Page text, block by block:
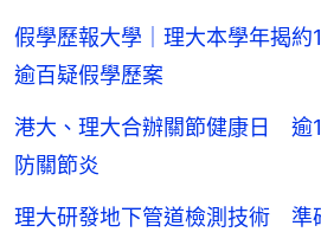
假學歷報大學｜理大本學年揭
逾百疑假學歷案
港大、理大合辦關節健康日 逾
防關節炎
理大研發地下管道檢測技術